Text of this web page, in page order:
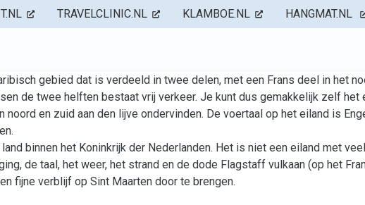
TRAVELCLINIC.NL KLAMBOE.NL HANGMAT.NL
gebied dat is verdeeld in twee delen, met een Frans deel in het
de twee helften bestaat vrij verkeer. Je kunt dus gemakkelijk zelf het
en zuid aan den lijve ondervinden. De voertaal op het eiland is
binnen het Koninkrijk der Nederlanden. Het is niet een eiland met veel
de taal, het weer, het strand en de dode Flagstaff vulkaan (op het
fijne verblijf op Sint Maarten door te brengen.